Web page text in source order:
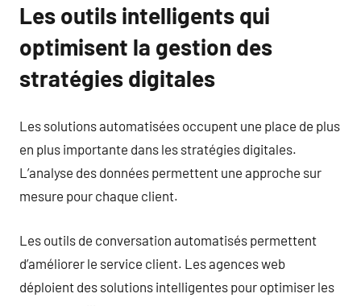
Les outils intelligents qui
optimisent la gestion des
stratégies digitales
Les solutions automatisées occupent une place de plus
en plus importante dans les stratégies digitales.
L’analyse des données permettent une approche sur
mesure pour chaque client.
Les outils de conversation automatisés permettent
d’améliorer le service client. Les agences web
déploient des solutions intelligentes pour optimiser les